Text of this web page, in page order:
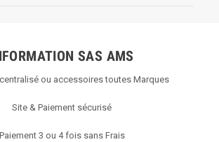
SAS AMS
ou accessoires toutes Marques
Site & Paiement sécurisé
Paiement 3 ou 4 fois sans Frais